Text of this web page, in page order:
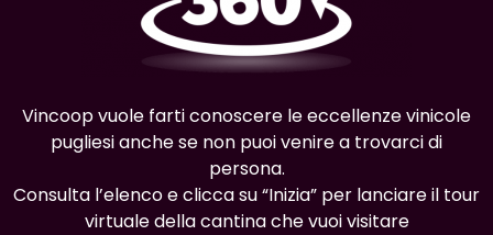
Vincoop vuole farti conoscere le eccellenze vinicole
pugliesi anche se non puoi venire a trovarci di
persona.
Consulta l’elenco e clicca su “Inizia” per lanciare il tour
virtuale della cantina che vuoi visitare